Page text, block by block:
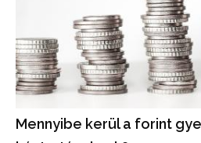
Mennyibe kerül a forint